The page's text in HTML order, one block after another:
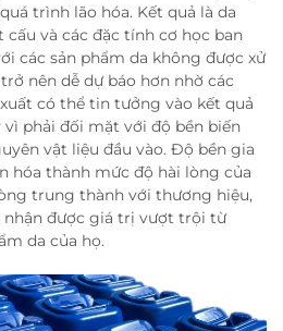
trình lão hóa. Kết quả là da
và các đặc tính cơ học ban
các sản phẩm da không được xử
nên dễ dự báo hơn nhờ các
có thể tin tưởng vào kết quả
phải đối mặt với độ bền biến
vật liệu đầu vào. Độ bền gia
hóa thành mức độ hài lòng của
trung thành với thương hiệu,
được giá trị vượt trội từ
da của họ.